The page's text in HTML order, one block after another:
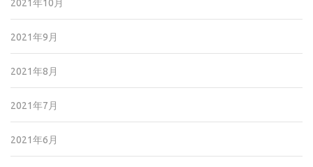
2021年10月
2021年9月
2021年8月
2021年7月
2021年6月